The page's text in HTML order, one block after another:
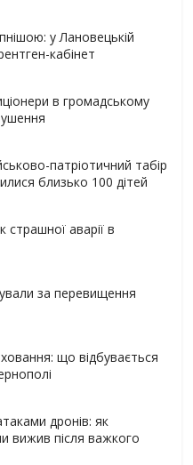
у Лановецькій
кабінет
в громадському
патріотичний табір
близько 100 дітей
страшної аварії в
за перевищення
що відбувається
дронів: як
вижив після важкого